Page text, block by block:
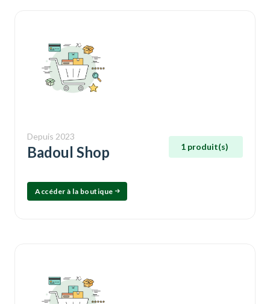
Depuis 2023
Badoul Shop 1 produit(s)
Accéder à la boutique